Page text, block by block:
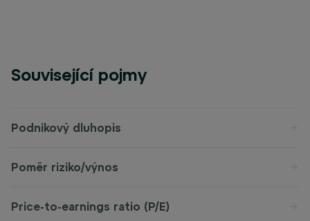
Související pojmy
Podnikový dluhopis
Poměr riziko/výnos
Price-to-earnings ratio (P/E)